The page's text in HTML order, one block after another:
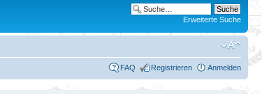
Erweiterte Suche
FAQ Registrieren Anmelden